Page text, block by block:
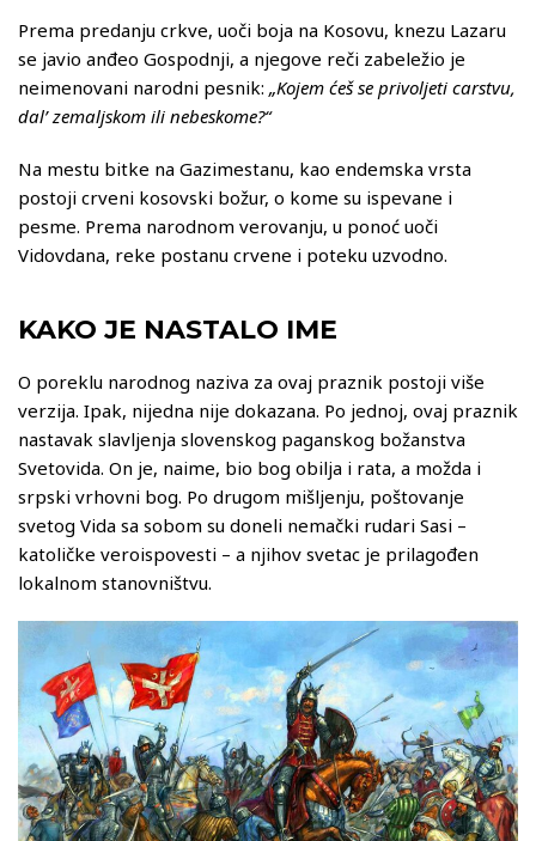
Prema predanju crkve, uoči boja na Kosovu, knezu Lazaru
se javio anđeo Gospodnji, a njegove reči zabeležio je
neimenovani narodni pesnik: „Kojem ćeš se privoljeti carstvu,
dal’ zemaljskom ili nebeskome?“
Na mestu bitke na Gazimestanu, kao endemska vrsta
postoji crveni kosovski božur, o kome su ispevane i
pesme. Prema narodnom verovanju, u ponoć uoči
Vidovdana, reke postanu crvene i poteku uzvodno.
KAKO JE NASTALO IME
O poreklu narodnog naziva za ovaj praznik postoji više
verzija. Ipak, nijedna nije dokazana. Po jednoj, ovaj praznik
nastavak slavljenja slovenskog paganskog božanstva
Svetovida. On je, naime, bio bog obilja i rata, a možda i
srpski vrhovni bog. Po drugom mišljenju, poštovanje
svetog Vida sa sobom su doneli nemački rudari Sasi –
katoličke veroispovesti – a njihov svetac je prilagođen
lokalnom stanovništvu.